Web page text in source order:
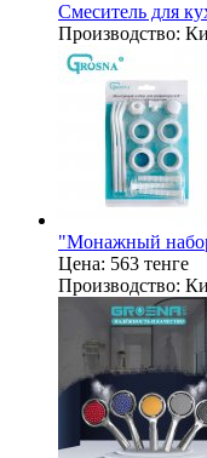
Смеситель для
Производство:
"Монажный
Цена: 563 тенге
Производство: